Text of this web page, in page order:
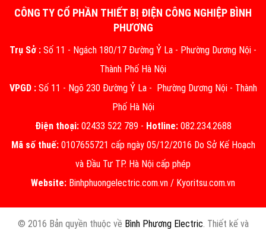
CÔNG TY CỔ PHẦN THIẾT BỊ ĐIỆN CÔNG NGHIỆP BÌNH
PHƯƠNG
Trụ Sở : Số 11 - Ngách 180/17 Đường Ỷ La - Phường Dương Nội -
Thành Phố Hà Nội
VPGD :Số 11 - Ngõ 230 Đường Ỷ La - Phường Dương Nội - Thành
Phố Hà Nội
Điện thoại:02433 522 789 - Hotline:082.234.2688
Mã số thuế:0107655721 cấp ngày 05/12/2016 Do Sở Kế Hoạch
và Đầu Tư TP. Hà Nội cấp phép
Website: Binhphuongelectric.com.vn / Kyoritsu.com.vn
© 2016 Bản quyền thuộc về Bình Phương Electric. Thiết kế và